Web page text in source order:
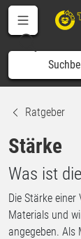
Ratgeber
Stärke
Was ist
Die Stärke
Materials und
angegeben. Als